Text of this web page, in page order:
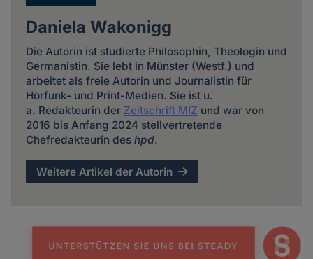
Daniela Wakonigg
Die Autorin ist studierte Philosophin, Theologin und
Germanistin. Sie lebt in Münster (Westf.) und
arbeitet als freie Autorin und Journalistin für
Hörfunk- und Print-Medien. Sie ist u.
a. Redakteurin der Zeitschrift MIZ und war von
2016 bis Anfang 2024 stellvertretende
Chefredakteurin des hpd.
Weitere Artikel der Autorin